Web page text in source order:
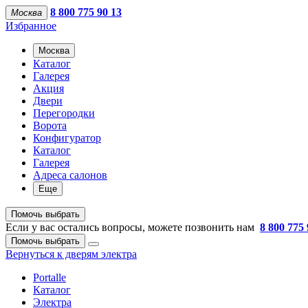
Москва
8 800 775 90 13
Избранное
Москва
Каталог
Галерея
Акция
Двери
Перегородки
Ворота
Конфигуратор
Каталог
Галерея
Адреса салонов
Еще
Помочь выбрать
Если у вас остались вопросы, можете позвонить нам 8 800 775
Помочь выбрать
Вернуться к дверям электра
Portalle
Каталог
Электра